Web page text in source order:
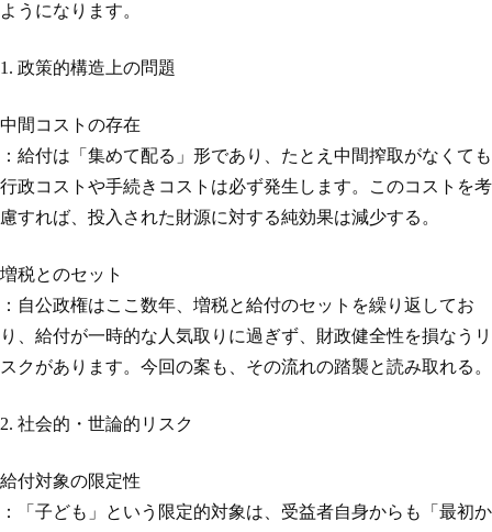
ようになります。
1. 政策的構造上の問題
中間コストの存在
：給付は「集めて配る」形であり、たとえ中間搾取がなくても
行政コストや手続きコストは必ず発生します。このコストを考
慮すれば、投入された財源に対する純効果は減少する。
増税とのセット
：自公政権はここ数年、増税と給付のセットを繰り返してお
り、給付が一時的な人気取りに過ぎず、財政健全性を損なうリ
スクがあります。今回の案も、その流れの踏襲と読み取れる。
2. 社会的・世論的リスク
給付対象の限定性
：「子ども」という限定的対象は、受益者自身からも「最初か